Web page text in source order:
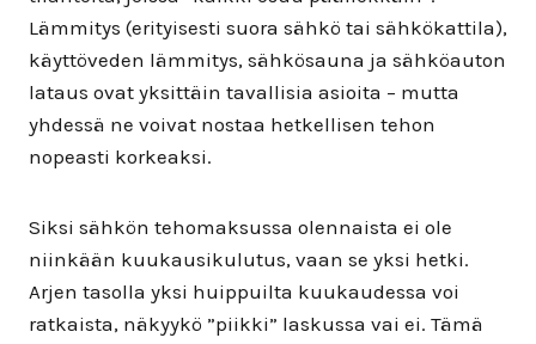
Lämmitys (erityisesti suora sähkö tai sähkökattila),
käyttöveden lämmitys, sähkösauna ja sähköauton
lataus ovat yksittäin tavallisia asioita – mutta
yhdessä ne voivat nostaa hetkellisen tehon
nopeasti korkeaksi.
Siksi sähkön tehomaksussa olennaista ei ole
niinkään kuukausikulutus, vaan se yksi hetki.
Arjen tasolla yksi huippuilta kuukaudessa voi
ratkaista, näkyykö ”piikki” laskussa vai ei. Tämä